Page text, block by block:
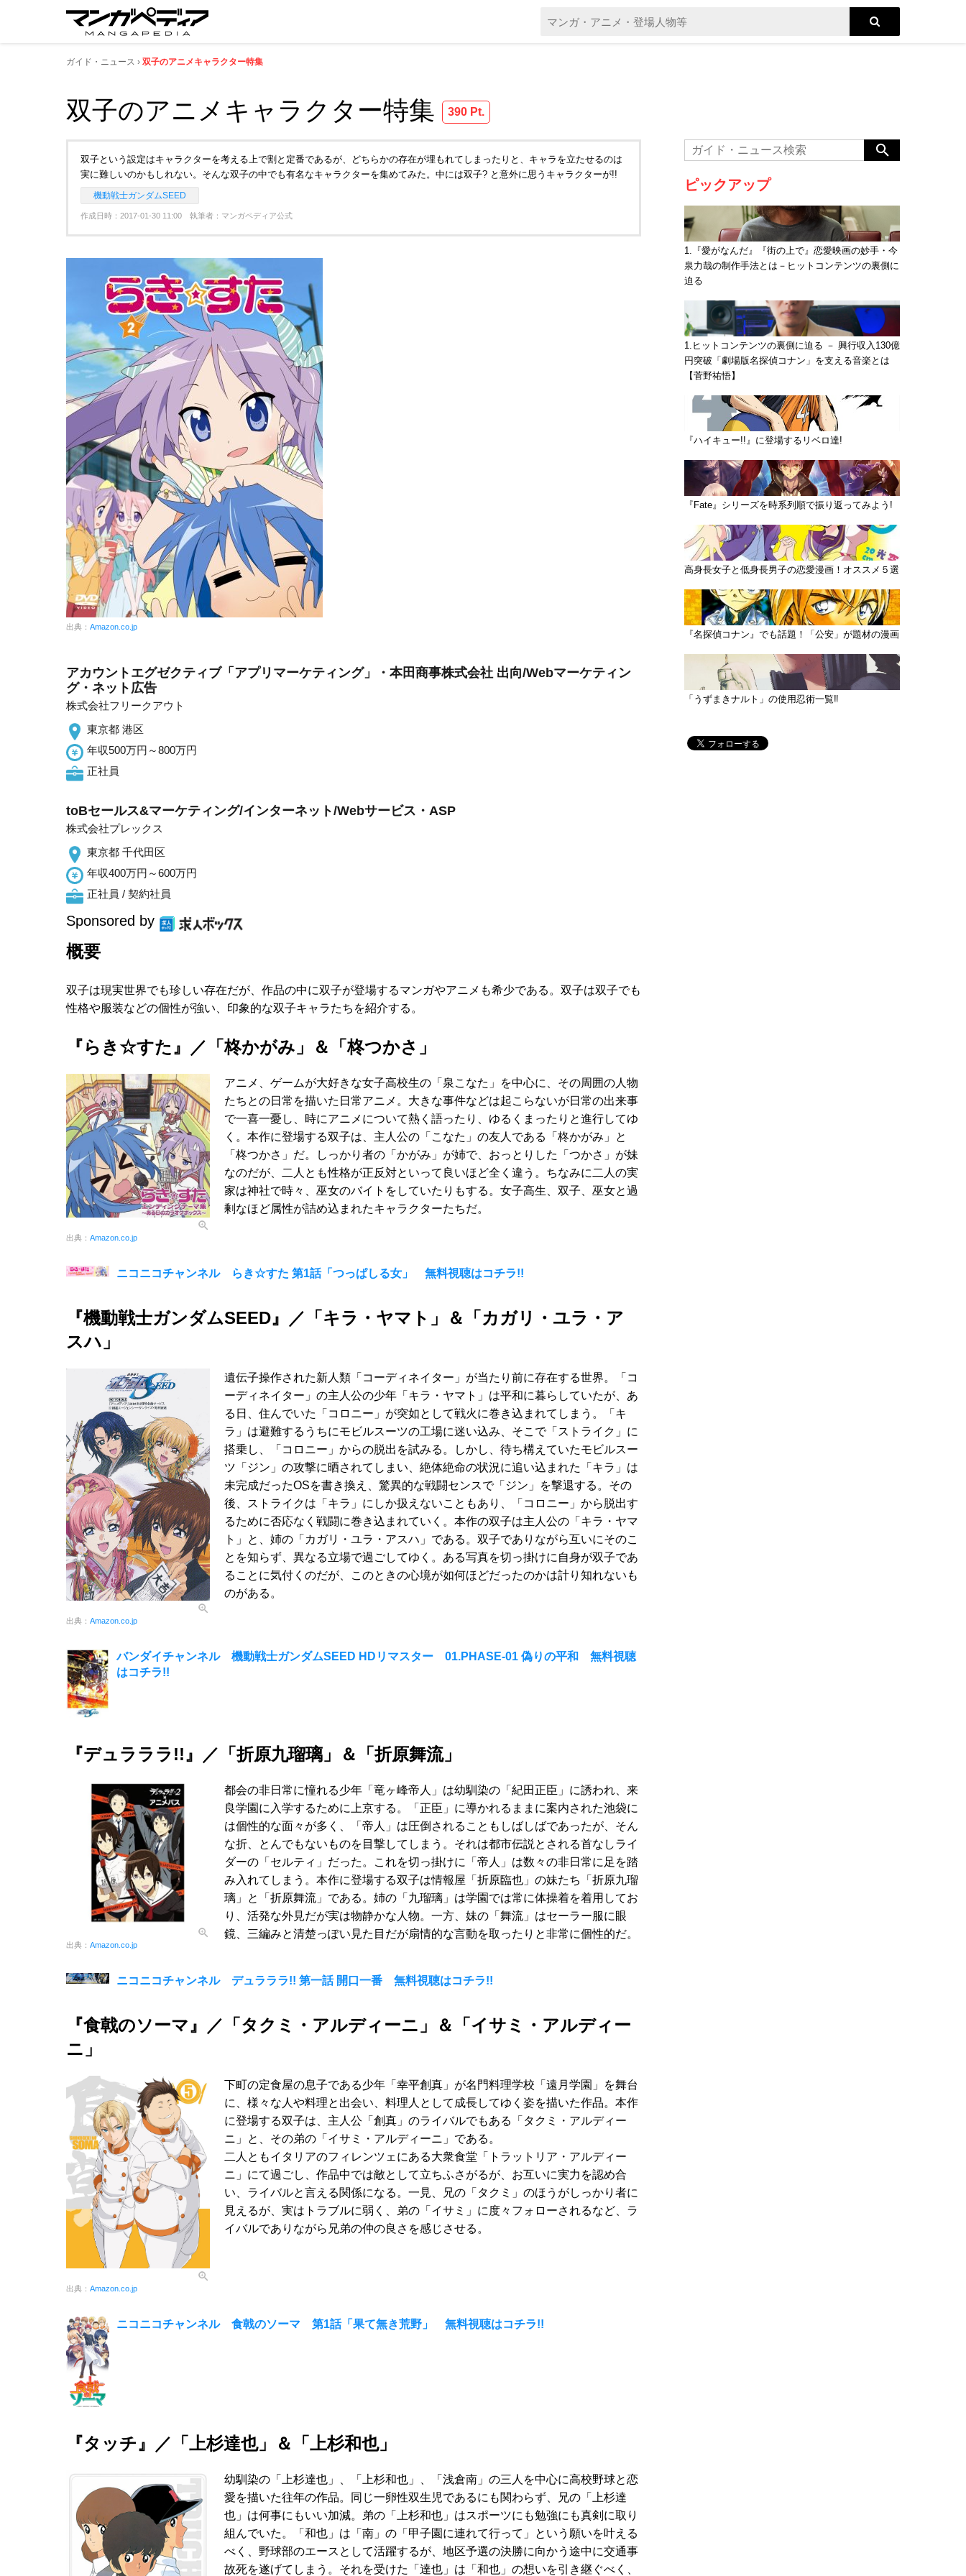
ガイド・ニュース 双子のアニメキャラクター特集
双子のアニメキャラクター特集 390 Pt.
双子という設定はキャラクターを考える上で割と定番であるが、どちらかの存在が埋もれてしまったりと、キャラを立たせるのは
実に難しいのかもしれない。そんな双子の中でも有名なキャラクターを集めてみた。中には双子? と意外に思うキャラクターが!!
機動戦士ガンダムSEED
作成日時：2017-01-30 11:00 執筆者：マンガペディア公式
出典： Amazon.co.jp
アカウントエグゼクティブ「アプリマーケティング」・本田商事株式会社 出向/Webマーケティン
グ・ネット広告
株式会社フリークアウト
東京都 港区
年収500万円～800万円
正社員
toBセールス&マーケティング/インターネット/Webサービス・ASP
株式会社プレックス
東京都 千代田区
年収400万円～600万円
正社員 / 契約社員
Sponsored by
概要
双子は現実世界でも珍しい存在だが、作品の中に双子が登場するマンガやアニメも希少である。双子は双子でも
性格や服装などの個性が強い、印象的な双子キャラたちを紹介する。
『らき☆すた』／「柊かがみ」＆「柊つかさ」
出典： Amazon.co.jp
アニメ、ゲームが大好きな女子高校生の「泉こなた」を中心に、その周囲の人物
たちとの日常を描いた日常アニメ。大きな事件などは起こらないが日常の出来事
で一喜一憂し、時にアニメについて熱く語ったり、ゆるくまったりと進行してゆ
く。本作に登場する双子は、主人公の「こなた」の友人である「柊かがみ」と
「柊つかさ」だ。しっかり者の「かがみ」が姉で、おっとりした「つかさ」が妹
なのだが、二人とも性格が正反対といって良いほど全く違う。ちなみに二人の実
家は神社で時々、巫女のバイトをしていたりもする。女子高生、双子、巫女と過
剰なほど属性が詰め込まれたキャラクターたちだ。
ニコニコチャンネル らき☆すた 第1話「つっぱしる女」 無料視聴はコチラ!!
『機動戦士ガンダムSEED』／「キラ・ヤマト」＆「カガリ・ユラ・ア
スハ」
出典： Amazon.co.jp
遺伝子操作された新人類「コーディネイター」が当たり前に存在する世界。「コ
ーディネイター」の主人公の少年「キラ・ヤマト」は平和に暮らしていたが、あ
る日、住んでいた「コロニー」が突如として戦火に巻き込まれてしまう。「キ
ラ」は避難するうちにモビルスーツの工場に迷い込み、そこで「ストライク」に
搭乗し、「コロニー」からの脱出を試みる。しかし、待ち構えていたモビルスー
ツ「ジン」の攻撃に晒されてしまい、絶体絶命の状況に追い込まれた「キラ」は
未完成だったOSを書き換え、驚異的な戦闘センスで「ジン」を撃退する。その
後、ストライクは「キラ」にしか扱えないこともあり、「コロニー」から脱出す
るために否応なく戦闘に巻き込まれていく。本作の双子は主人公の「キラ・ヤマ
ト」と、姉の「カガリ・ユラ・アスハ」である。双子でありながら互いにそのこ
とを知らず、異なる立場で過ごしてゆく。ある写真を切っ掛けに自身が双子であ
ることに気付くのだが、このときの心境が如何ほどだったのかは計り知れないも
のがある。
バンダイチャンネル 機動戦士ガンダムSEED HDリマスター 01.PHASE-01 偽りの平和 無料視聴
はコチラ!!
『デュラララ!!』／「折原九瑠璃」＆「折原舞流」
出典： Amazon.co.jp
都会の非日常に憧れる少年「竜ヶ峰帝人」は幼馴染の「紀田正臣」に誘われ、来
良学園に入学するために上京する。「正臣」に導かれるままに案内された池袋に
は個性的な面々が多く、「帝人」は圧倒されることもしばしばであったが、そん
な折、とんでもないものを目撃してしまう。それは都市伝説とされる首なしライ
ダーの「セルティ」だった。これを切っ掛けに「帝人」は数々の非日常に足を踏
み入れてしまう。本作に登場する双子は情報屋「折原臨也」の妹たち「折原九瑠
璃」と「折原舞流」である。姉の「九瑠璃」は学園では常に体操着を着用してお
り、活発な外見だが実は物静かな人物。一方、妹の「舞流」はセーラー服に眼
鏡、三編みと清楚っぽい見た目だが扇情的な言動を取ったりと非常に個性的だ。
ニコニコチャンネル デュラララ!! 第一話 開口一番 無料視聴はコチラ!!
『食戟のソーマ』／「タクミ・アルディーニ」＆「イサミ・アルディー
ニ」
出典： Amazon.co.jp
下町の定食屋の息子である少年「幸平創真」が名門料理学校「遠月学園」を舞台
に、様々な人や料理と出会い、料理人として成長してゆく姿を描いた作品。本作
に登場する双子は、主人公「創真」のライバルでもある「タクミ・アルディー
ニ」と、その弟の「イサミ・アルディーニ」である。
二人ともイタリアのフィレンツェにある大衆食堂「トラットリア・アルディー
ニ」にて過ごし、作品中では敵として立ちふさがるが、お互いに実力を認め合
い、ライバルと言える関係になる。一見、兄の「タクミ」のほうがしっかり者に
見えるが、実はトラブルに弱く、弟の「イサミ」に度々フォローされるなど、ラ
イバルでありながら兄弟の仲の良さを感じさせる。
ニコニコチャンネル 食戟のソーマ 第1話「果て無き荒野」 無料視聴はコチラ!!
『タッチ』／「上杉達也」＆「上杉和也」
幼馴染の「上杉達也」、「上杉和也」、「浅倉南」の三人を中心に高校野球と恋
愛を描いた往年の作品。同じ一卵性双生児であるにも関わらず、兄の「上杉達
也」は何事にもいい加減。弟の「上杉和也」はスポーツにも勉強にも真剣に取り
組んでいた。「和也」は「南」の「甲子園に連れて行って」という願いを叶える
べく、野球部のエースとして活躍するが、地区予選の決勝に向かう途中に交通事
故死を遂げてしまう。それを受けた「達也」は「和也」の想いを引き継ぐべく、
ピックアップ
1.『愛がなんだ』『街の上で』恋愛映画の妙手・今
泉力哉の制作手法とは－ヒットコンテンツの裏側に
迫る
1.ヒットコンテンツの裏側に迫る － 興行収入130億
円突破「劇場版名探偵コナン」を支える音楽とは
【菅野祐悟】
『ハイキュー!!』に登場するリベロ達!
『Fate』シリーズを時系列順で振り返ってみよう!
高身長女子と低身長男子の恋愛漫画！オススメ５選
『名探偵コナン』でも話題！「公安」が題材の漫画
「うずまきナルト」の使用忍術一覧‼